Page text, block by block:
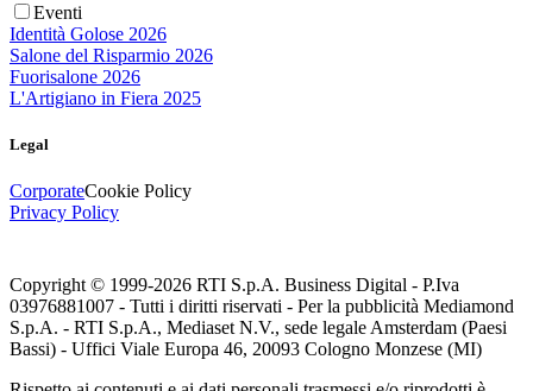
Eventi
Identità Golose 2026
Salone del Risparmio 2026
Fuorisalone 2026
L'Artigiano in Fiera 2025
Legal
CorporateCookie Policy
Privacy Policy
Copyright © 1999-2026 RTI S.p.A. Business Digital - P.Iva
03976881007 - Tutti i diritti riservati - Per la pubblicità Mediamond
S.p.A. - RTI S.p.A., Mediaset N.V., sede legale Amsterdam (Paesi
Bassi) - Uffici Viale Europa 46, 20093 Cologno Monzese (MI)